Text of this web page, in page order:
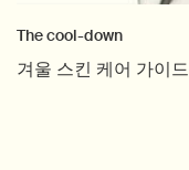
The cool-down
겨울 스킨 케어 가이드